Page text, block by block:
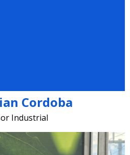
Cordoba
Industrial